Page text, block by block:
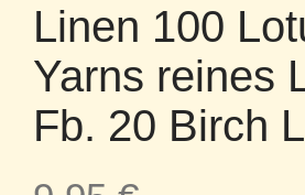
Linen 100
Yarns reines
Fb. 20 Birch